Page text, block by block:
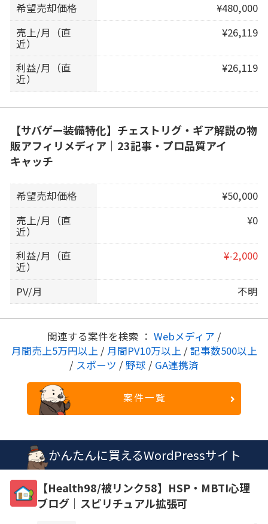
希望売却価格
¥480,000
売上/月（直
近）
¥26,119
利益/月（直
近）
¥26,119
【サバゲー装備特化】チェストリグ・ギア解説の物
販アフィリメディア｜23記事・プロ品質アイ
キャッチ
希望売却価格
¥50,000
売上/月（直
近）
¥0
利益/月（直
近）
¥-2,000
PV/月 不明
関連する案件を検索 ： Webメディア /
月間売上5万円以上 / 月間PV10万以上 / 記事数500以上
/ スポーツ / 野球 / GA連携済
案件一覧
かんたんに買えるWordPressサイト
【Health98/被リンク58】HSP・MBTI心理
ブログ｜スピリチュアル拡張可